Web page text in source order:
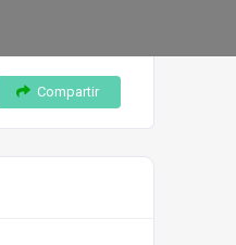
Compartir